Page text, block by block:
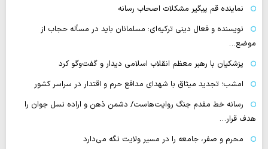
نماینده قم پیگیر مشکلات اصحاب رسانه
نویسنده و فعال دینی ترکیه‌ای: مسلمانان باید در مسأله حجاب از
موضع…
پزشکیان با رهبر معظم انقلاب اسلامی دیدار و گفت‌وگو کرد
امشب؛ تجدید میثاق با شهدای مدافع حرم و اقتدار در سراسر کشور
رسانه‌ خط مقدم جنگ روایت‌هاست/ دشمن ذهن و اراده نسل جوان را
هدف قرار…
محرم و صفر، جامعه را در مسیر ولایت نگه می‌دارد